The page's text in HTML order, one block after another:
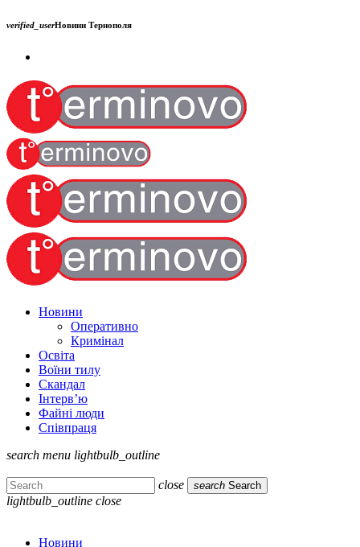
verified_userНовини Тернополя
Новини
Оперативно
Кримінал
Освіта
Воїни тилу
Скандал
Інтерв’ю
Файні люди
Співпраця
search menu lightbulb_outline
close search Search
lightbulb_outline close
Новини